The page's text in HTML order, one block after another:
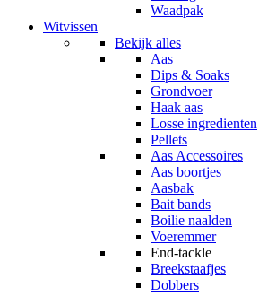
Waadpak
Witvissen
Bekijk alles
Aas
Dips & Soaks
Grondvoer
Haak aas
Losse ingredienten
Pellets
Aas Accessoires
Aas boortjes
Aasbak
Bait bands
Boilie naalden
Voeremmer
End-tackle
Breekstaafjes
Dobbers